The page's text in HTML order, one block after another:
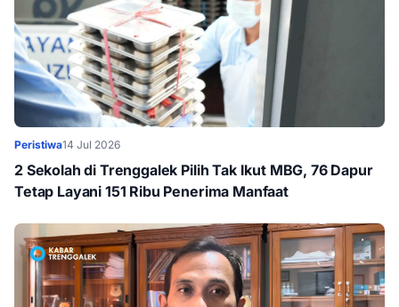
Peristiwa14 Jul 2026
2 Sekolah di Trenggalek Pilih Tak Ikut MBG, 76 Dapur
Tetap Layani 151 Ribu Penerima Manfaat